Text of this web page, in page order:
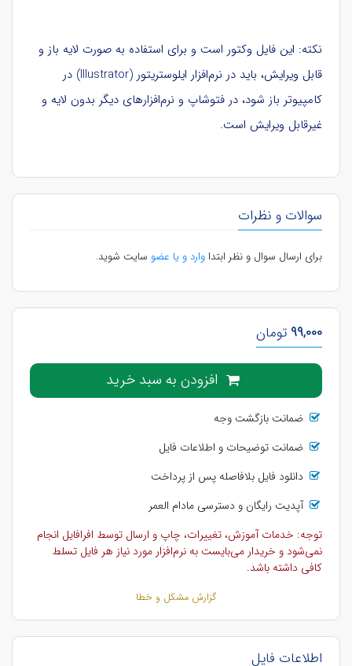
نکته: این فایل وکتور است و برای استفاده به صورت لایه باز و
قابل ویرایش، باید در نرم‌افزار ایلوستریتور (Illustrator) در
کامپیوتر باز شود، در فتوشاپ و نرم‌افزارهای دیگر بدون لایه و
غیرقابل ویرایش است.
سوالات و نظرات
برای ارسال سوال و نظر ابتداوارد و یا عضو سایت شوید.
99,000 تومان
افزودن به سبد خرید
ضمانت بازگشت وجه
ضمانت توضیحات و اطلاعات فایل
دانلود فایل بلافاصله پس از پرداخت
آپدیت رایگان و دسترسی مادام العمر
توجه: خدمات آموزش، تغییرات، چاپ و ارسال توسط افرافایل انجام
نمی‌شود و خریدار می‌بایست به نرم‌افزار مورد نیاز هر فایل تسلط
کافی داشته باشد.
گزارش مشکل و خطا
اطلاعات فایل